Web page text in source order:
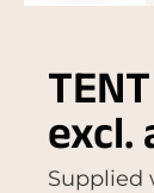
excl.
Supplied